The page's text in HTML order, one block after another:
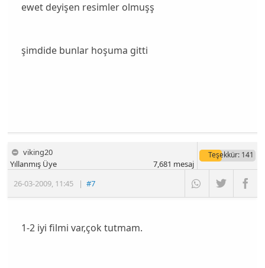
ewet deyişen resimler olmuşş
şimdide bunlar hoşuma gitti
viking20
26-03-2009, 11:45 |#7
Yıllanmış Üye
Teşekkür: 141
7,681 mesaj
1-2 iyi filmi var,çok tutmam.